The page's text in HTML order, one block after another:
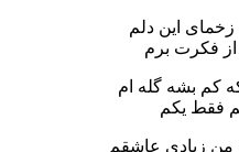
این دلم
از فکرت برم
کم بشه گله ام
فقط یکم
من زیادی عاشقم